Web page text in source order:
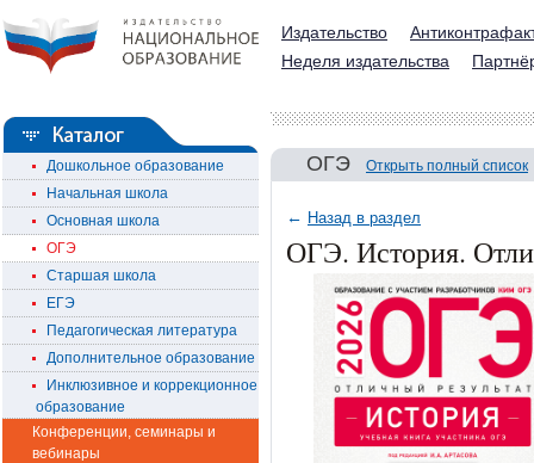
Издательство
Неделя издательства
Дошкольное образование
Начальная школа
Основная школа
ОГЭ
Старшая школа
ЕГЭ
Педагогическая литература
Дополнительное образование
Инклюзивное и коррекционное
образование
Конференции, семинары и
вебинары
ОГЭ Открыть полный список
← Назад в раздел
ОГЭ. История.